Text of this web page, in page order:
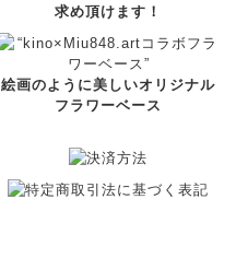
求め頂けます！
絵画のように美しいオリジナル
フラワーベース